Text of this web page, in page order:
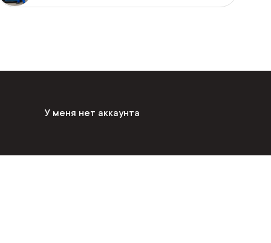
У меня нет аккаунта